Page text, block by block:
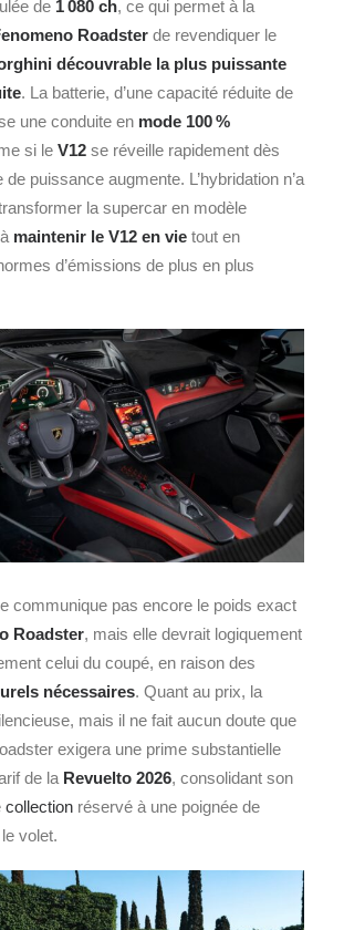
de 1 080 ch, ce qui permet à la
Roadster de revendiquer le
découvrable la plus puissante
. La batterie, d’une capacité réduite de
une conduite en mode 100 %
si le V12 se réveille rapidement dès
puissance augmente. L’hybridation n’a
la supercar en modèle
maintenir le V12 en vie tout en
d’émissions de plus en plus
communique pas encore le poids exact
Roadster, mais elle devrait logiquement
celui du coupé, en raison des
nécessaires. Quant au prix, la
mais il ne fait aucun doute que
exigera une prime substantielle
de la Revuelto 2026, consolidant son
collection réservé à une poignée de
volet.